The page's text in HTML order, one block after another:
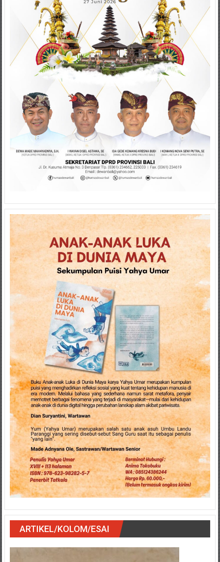
ARTIKEL/KOLOM/ESAI